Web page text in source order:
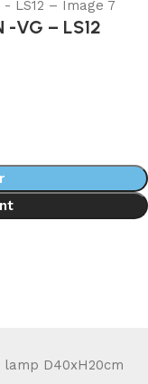
-VG – LS12
lamp D40xH20cm